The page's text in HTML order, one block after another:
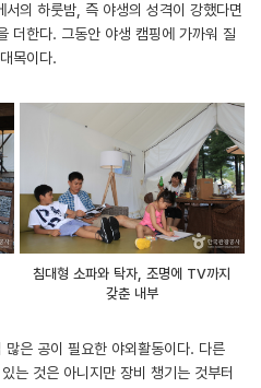
의 하룻밤, 즉 야생의 성격이 강했다면
더한다. 그동안 야생 캠핑에 가까워 질
목이다.
침대형 소파와 탁자, 조명에 TV까지
갖춘 내부
은 공이 필요한 야외활동이다. 다른
는 것은 아니지만 장비 챙기는 것부터